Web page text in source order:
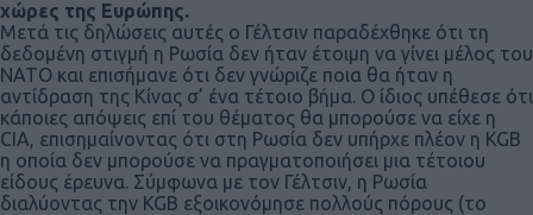
χώρες της Ευρώπης.
Μετά τις δηλώσεις αυτές ο Γέλτσιν παραδέχθηκε ότι τη
δεδομένη στιγμή η Ρωσία δεν ήταν έτοιμη να γίνει μέλος του
ΝΑΤΟ και επισήμανε ότι δεν γνώριζε ποια θα ήταν η
αντίδραση της Κίνας σ’ ένα τέτοιο βήμα. Ο ίδιος υπέθεσε ότι
κάποιες απόψεις επί του θέματος θα μπορούσε να είχε η
CIA, επισημαίνοντας ότι στη Ρωσία δεν υπήρχε πλέον η KGB
η οποία δεν μπορούσε να πραγματοποιήσει μια τέτοιου
είδους έρευνα. Σύμφωνα με τον Γέλτσιν, η Ρωσία
διαλύοντας την KGB εξοικονόμησε πολλούς πόρους (το